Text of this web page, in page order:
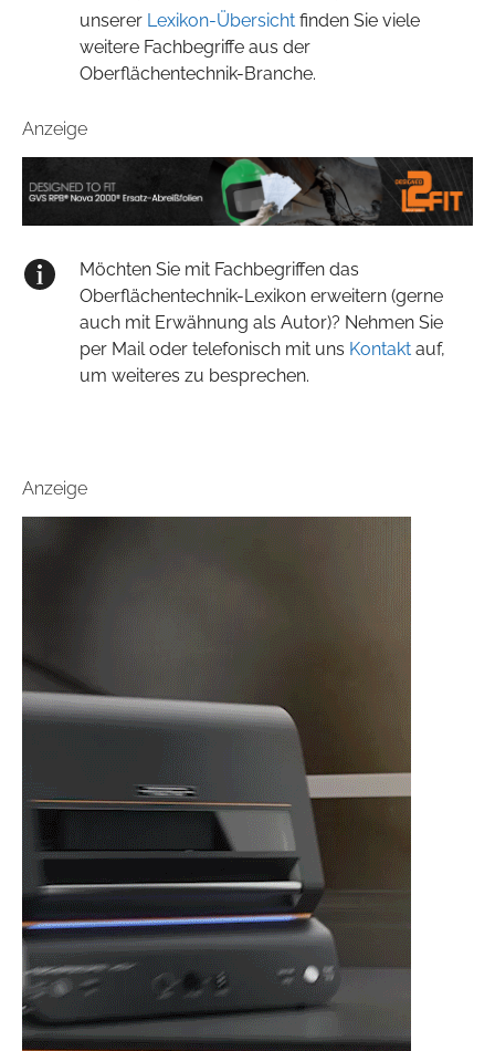
unserer Lexikon-Übersicht finden Sie viele
weitere Fachbegriffe aus der
Oberflächentechnik-Branche.
Anzeige
Möchten Sie mit Fachbegriffen das
Oberflächentechnik-Lexikon erweitern (gerne
auch mit Erwähnung als Autor)? Nehmen Sie
per Mail oder telefonisch mit uns Kontakt auf,
um weiteres zu besprechen.
Anzeige